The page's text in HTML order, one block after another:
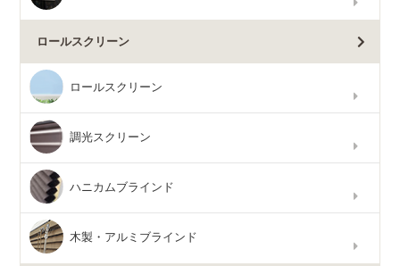
ロールスクリーン
ロールスクリーン
調光スクリーン
ハニカムブラインド
木製・アルミブラインド